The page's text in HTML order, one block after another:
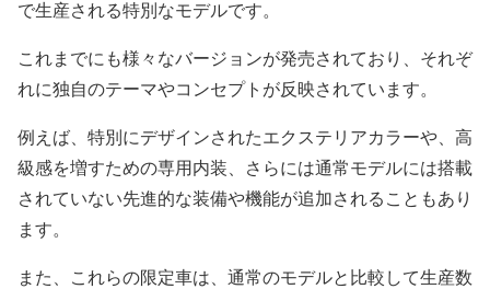
で生産される特別なモデルです。
これまでにも様々なバージョンが発売されており、それぞ
れに独自のテーマやコンセプトが反映されています。
例えば、特別にデザインされたエクステリアカラーや、高
級感を増すための専用内装、さらには通常モデルには搭載
されていない先進的な装備や機能が追加されることもあり
ます。
また、これらの限定車は、通常のモデルと比較して生産数